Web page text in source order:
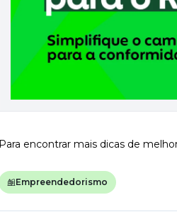
Para encontrar mais dicas de
Empreendedorismo